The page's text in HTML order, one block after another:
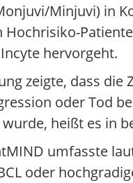
Minjuvi) in
hervorgeht.
zeigte, dass
oder Tod
heißt es in
umfasste
oder